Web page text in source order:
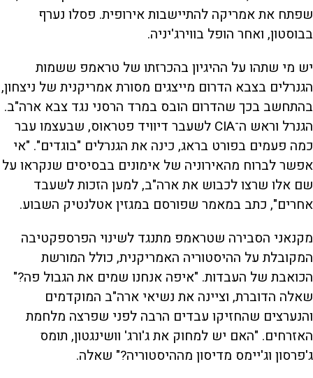
שפתח את אמריקה להתיישבות אירופית. פסלו נערף
בבוסטון, ואחר הופל בווירג'יניה.
יש מי שתהו על ההיגיון בהכרזתו של טראמפ ששמות
הגנרלים בצבא הדרום מייצגים מסורת אמריקנית של ניצחון,
בהתחשב בכך שהדרום הובס במרד הרסני נגד צבא ארה"ב.
הגנרל וראש ה־CIA לשעבר דיוויד פטראוס, שבעצמו עבר
כמה פעמים בפורט בראג, כינה את הגנרלים "בוגדים". "אי
אפשר לברוח מהאירוניה של אימונים בבסיסים שנקראו על
שם אלו שרצו לכבוש את ארה"ב, למען הזכות לשעבד
אחרים", כתב במאמר שפורסם במגזין אטלנטיק השבוע.
מקנאני הסבירה שטראמפ מתנגד לשינוי הפרספקטיבה
המקובלת על ההיסטוריה האמריקנית, כולל המורשת
הכואבת של העבדות. "איפה אנחנו שמים את הגבול פה?"
שאלה הדוברת, וציינה את נשיאי ארה"ב המוקדמים
והנערצים שהחזיקו עבדים הרבה לפני שפרצה מלחמת
האזרחים. "האם יש למחוק את ג'ורג' וושינגטון, תומס
ג'פרסון וג'יימס מדיסון מההיסטוריה?" שאלה.